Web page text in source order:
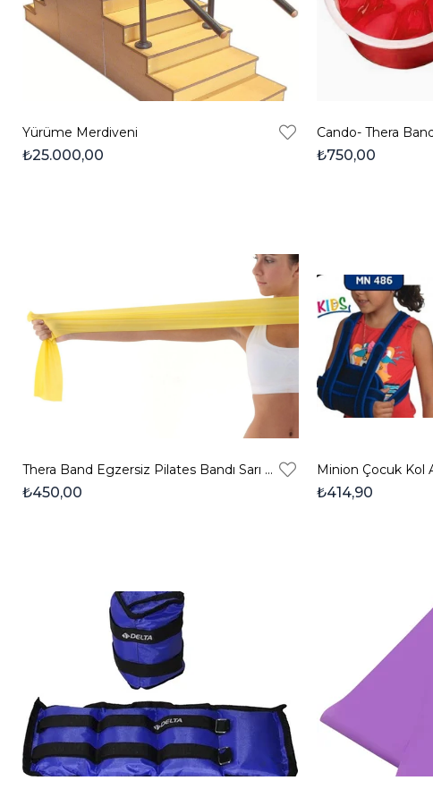
Yürüme Merdiveni
₺25.000,00 ₺750,00
Thera Band Egzersiz Pilates Bandı Sarı 1,5 Metre
₺450,00
Minion Çocuk Kol
₺414,90